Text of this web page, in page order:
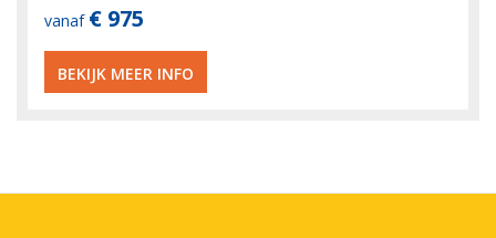
vanaf € 975
BEKIJK MEER INFO